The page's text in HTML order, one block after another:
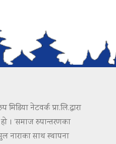
नेटवर्क प्रा.लि.द्वारा
। ‘समाज रुपान्तरणका
नाराका साथ स्थापना